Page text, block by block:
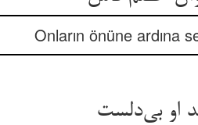
Onların önüne ardına